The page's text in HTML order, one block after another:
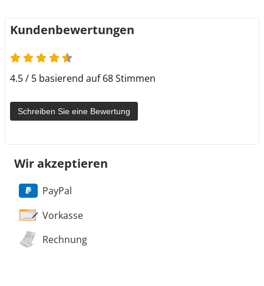
Kundenbewertungen
4.5 / 5 basierend auf 68 Stimmen
Schreiben Sie eine Bewertung
Wir akzeptieren
PayPal
Vorkasse
Rechnung